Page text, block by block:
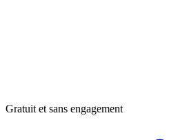
Gratuit et sans engagement